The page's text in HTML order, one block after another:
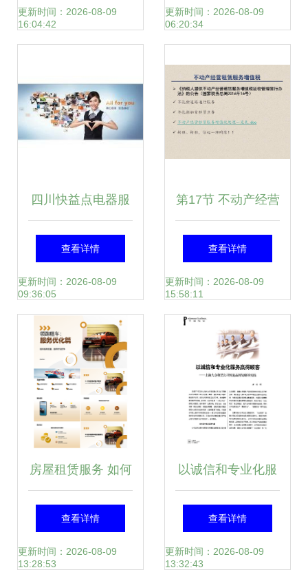
务”和“软件开发”，
民共和国增值税暂
行条例》及《营改
法》，为您整理如
下
更新时间：2026-08-09
16:04:42
赁服务在线开启
更新时间：2026-08-09
06:20:34
四川快益点电器服
务连锁 引领租赁服
务新模式的行业先
锋
查看详情
更新时间：2026-08-09
09:36:05
第17节 不动产经营
租赁服务增值税与
软件开发的关联解
查看详情
更新时间：2026-08-09
15:58:11
房屋租赁服务 如何
安全高效地租房与
出租？
查看详情
更新时间：2026-08-09
13:28:53
以诚信和专业化服
务赢得顾客——上
海大众租赁公司实
查看详情
更新时间：2026-08-09
13:32:43